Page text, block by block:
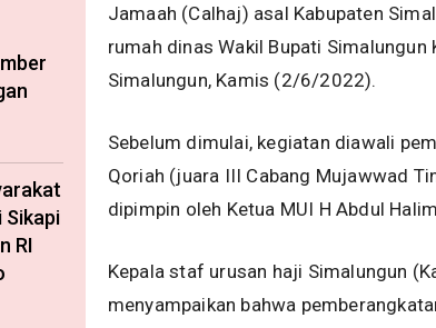
Sikapi
RI
Jamaah (Calhaj) asal Kabupaten
rumah dinas Wakil Bupati Simalungun
Simalungun, Kamis (2/6/2022).
Sebelum dimulai, kegiatan diawali
Qoriah (juara III Cabang Mujawwad
dipimpin oleh Ketua MUI H Abdul
Kepala staf urusan haji Simalungun
menyampaikan bahwa